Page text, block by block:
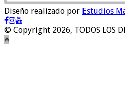
Diseño realizado por Estudios
© Copyright 2026, TODOS LOS